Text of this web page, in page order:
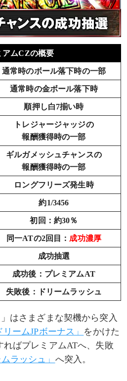
アムCZの概要
通常時のボール落下時の一部
通常時の金ボール落下時
順押し白7揃い時
トレジャージャッジの
報酬獲得時の一部
ギルガメッシュチャンスの
報酬獲得時の一部
ロングフリーズ発生時
約1/3456
初回：約30％
同一ATの2回目： 成功濃厚
成功抽選
成功後：プレミアムAT
失敗後：ドリームラッシュ
」はさまざまな契機から突入
ームJPボーナス」 をかけた
ればプレミアムATへ、失敗
ラッシュ」 へ突入。